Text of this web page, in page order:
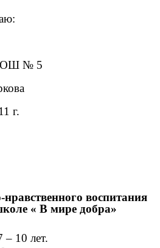
№ 5
г.
г.
воспитания
« В мире добра»
– 10 лет.